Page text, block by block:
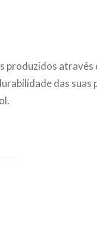
produzidos através
das suas